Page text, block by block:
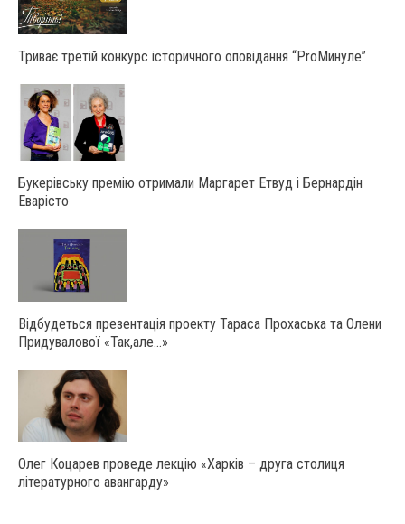
Триває третій конкурс історичного оповідання “ProМинуле”
Букерівську премію отримали Маргарет Етвуд і Бернардін
Еварісто
Відбудеться презентація проекту Тараса Прохаська та Олени
Придувалової «Так,але…»
Олег Коцарев проведе лекцію «Харків – друга столиця
літературного авангарду»